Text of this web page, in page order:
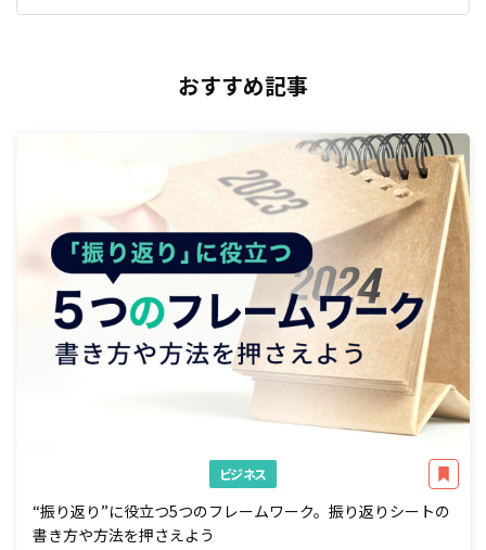
おすすめ記事
ビジネス
“振り返り”に役立つ5つのフレームワーク。振り返りシートの
書き方や方法を押さえよう